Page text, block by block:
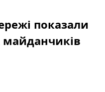
показали
майданчиків